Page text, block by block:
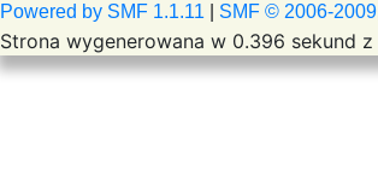
Powered by SMF 1.1.11 SMF © 2006-
Strona wygenerowana w 0.396 sekund